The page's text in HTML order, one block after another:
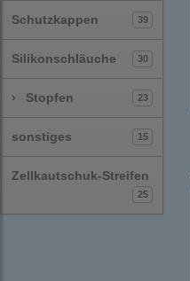
Schutzkappen 39
Silikonschläuche 30
› Stopfen 23
sonstiges 15
Zellkautschuk-Streifen
25